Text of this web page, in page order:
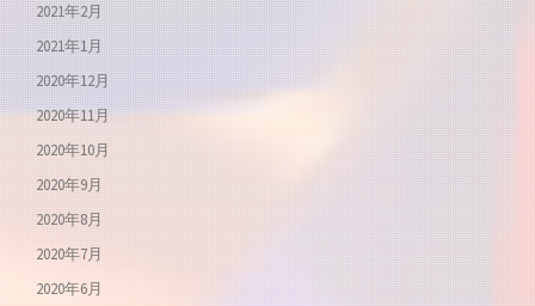
2021年2月
2021年1月
2020年12月
2020年11月
2020年10月
2020年9月
2020年8月
2020年7月
2020年6月